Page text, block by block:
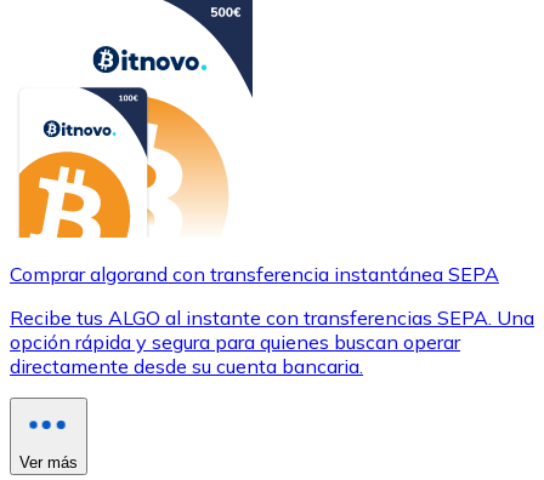
Comprar algorand con transferencia instantánea SEPA
Recibe tus ALGO al instante con transferencias SEPA. Una
opción rápida y segura para quienes buscan operar
directamente desde su cuenta bancaria.
Ver más